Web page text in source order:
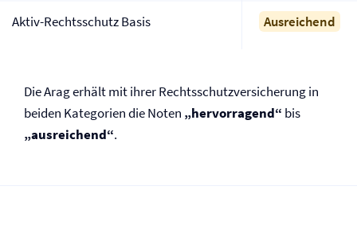
Aktiv-Rechtsschutz Basis Ausreichend
Die Arag erhält mit ihrer Rechtsschutz­versicherung in
beiden Kategorien die Noten „hervorragend“ bis
„ausreichend“.